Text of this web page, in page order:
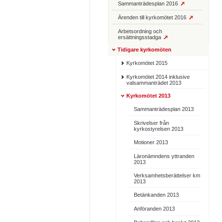
Sammanträdesplan 2016
Ärenden till kyrkomötet 2016
Arbetsordning och
ersättningsstadga
Tidigare kyrkomöten
Kyrkomötet 2015
Kyrkomötet 2014 inklusive
valsammanträdet 2013
Kyrkomötet 2013
Sammanträdesplan 2013
Skrivelser från
kyrkostyrelsen 2013
Motioner 2013
Läronämndens yttranden
2013
Verksamhetsberättelser km
2013
Betänkanden 2013
Anföranden 2013